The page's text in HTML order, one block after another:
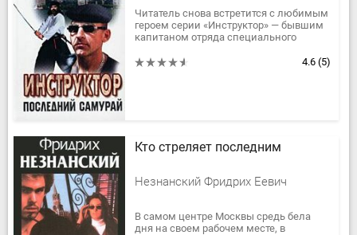
Читатель снова встретится с любимым
героем серии «Инструктор» — бывшим
капитаном отряда специального
Забродовым.Инструктор выдвигает4.6 (5)
Кто стреляет последним
Незнанский Фридрих Еевич
В самом центре Москвы средь бела
дня на своем рабочем месте, в